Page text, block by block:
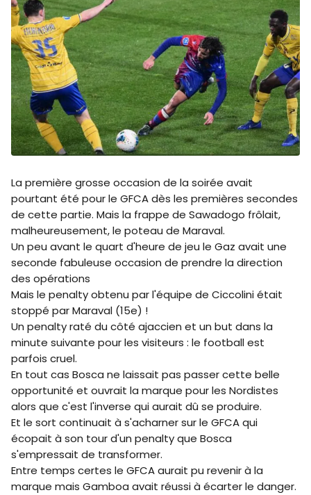
La première grosse occasion de la soirée avait
pourtant été pour le GFCA dès les premières secondes
de cette partie. Mais la frappe de Sawadogo frôlait,
malheureusement, le poteau de Maraval.
Un peu avant le quart d'heure de jeu le Gaz avait une
seconde fabuleuse occasion de prendre la direction
des opérations
Mais le penalty obtenu par l'équipe de Ciccolini était
stoppé par Maraval (15e) !
Un penalty raté du côté ajaccien et un but dans la
minute suivante pour les visiteurs : le football est
parfois cruel.
En tout cas Bosca ne laissait pas passer cette belle
opportunité et ouvrait la marque pour les Nordistes
alors que c'est l'inverse qui aurait dû se produire.
Et le sort continuait à s'acharner sur le GFCA qui
écopait à son tour d'un penalty que Bosca
s'empressait de transformer.
Entre temps certes le GFCA aurait pu revenir à la
marque mais Gamboa avait réussi à écarter le danger.